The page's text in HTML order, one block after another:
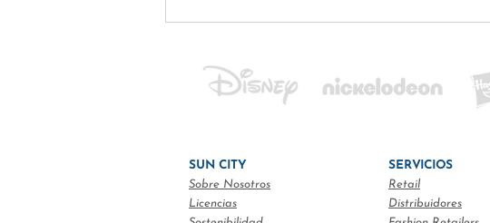
SUN CITY
Sobre Nosotros
Licencias
SERVICIOS
Retail
Distribuidores